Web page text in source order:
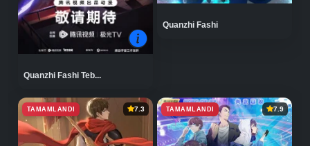
Quanzhi Fashi Teb...
Quanzhi Fashi
TAMAMLANDI 7.3 TAMAMLANDI 7.9